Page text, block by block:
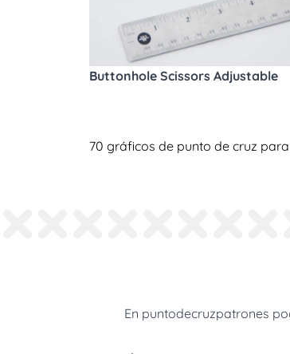
Buttonhole Scissors Adjustable
70 gráficos de punto de cruz
En puntodecruzpatrones